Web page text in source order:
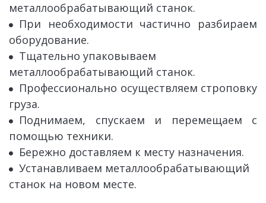
металлообрабатывающий станок.
При необходимости частично разбираем
оборудование.
металлообрабатывающий станок.
Профессионально осуществляем строповку
груза.
Поднимаем, спускаем и перемещаем с
помощью техники.
Бережно доставляем к месту назначения.
Устанавливаем металлообрабатывающий
станок на новом месте.